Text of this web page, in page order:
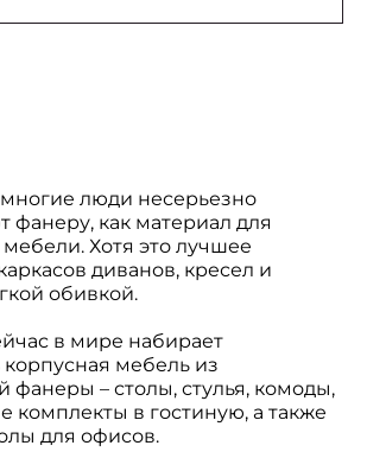
люди несерьезно
фанеру, как материал для
Хотя это лучшее
диванов, кресел и
обивкой.
в мире набирает
мебель из
фанеры – столы, стулья, комоды,
комплекты в гостиную, а также
для офисов.